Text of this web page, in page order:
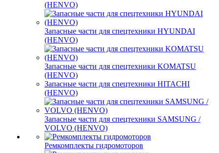
(HENVO)
Запасные части для спецтехники HYUNDAI
(HENVO)
Запасные части для спецтехники KOMATSU
(HENVO)
Запасные части для спецтехники HITACHI
(HENVO)
Запасные части для спецтехники SAMSUNG /
VOLVO (HENVO)
Ремкомплекты гидромоторов